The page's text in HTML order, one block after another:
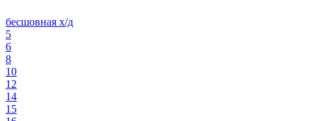
бесшовная х/д
5
6
8
10
12
14
15